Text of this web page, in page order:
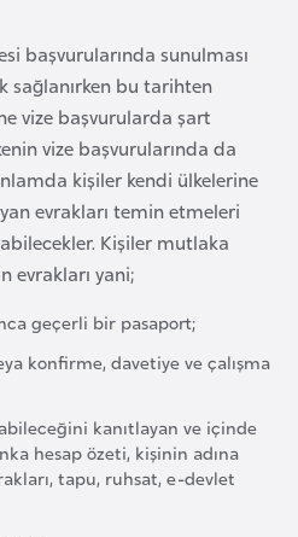
başvurularında sunulması
sağlanırken bu tarihten
vize başvurularda şart
vize başvurularında da
kişiler kendi ülkelerine
evrakları temin etmeleri
Kişiler mutlaka
evrakları yani;
geçerli bir pasaport;
konfirme, davetiye ve çalışma
kanıtlayan ve içinde
hesap özeti, kişinin adına
tapu, ruhsat, e-devlet